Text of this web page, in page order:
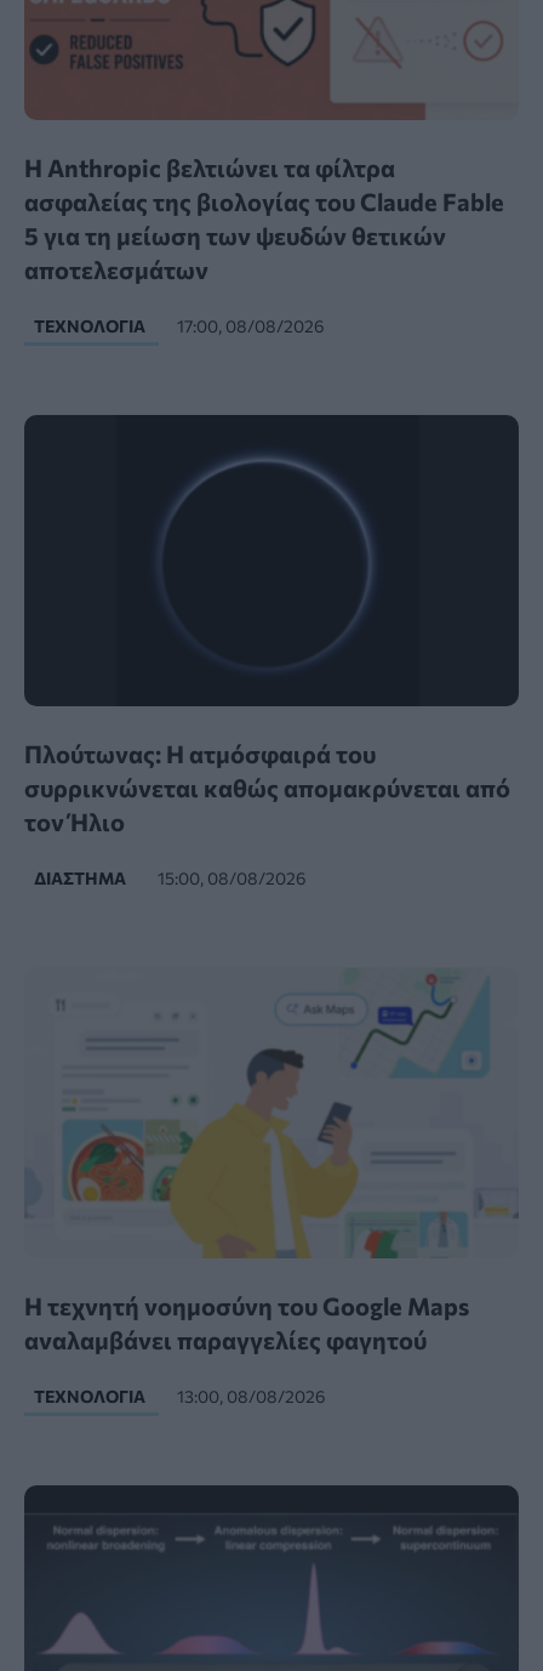
Η Anthropic βελτιώνει τα φίλτρα
ασφαλείας της βιολογίας του Claude Fable
5 για τη μείωση των ψευδών θετικών
αποτελεσμάτων
ΤΕΧΝΟΛΟΓΊΑ 17:00, 08/08/2026
Πλούτωνας: Η ατμόσφαιρά του
συρρικνώνεται καθώς απομακρύνεται από
τον Ήλιο
ΔΙΆΣΤΗΜΑ 15:00, 08/08/2026
Η τεχνητή νοημοσύνη του Google Maps
αναλαμβάνει παραγγελίες φαγητού
ΤΕΧΝΟΛΟΓΊΑ 13:00, 08/08/2026